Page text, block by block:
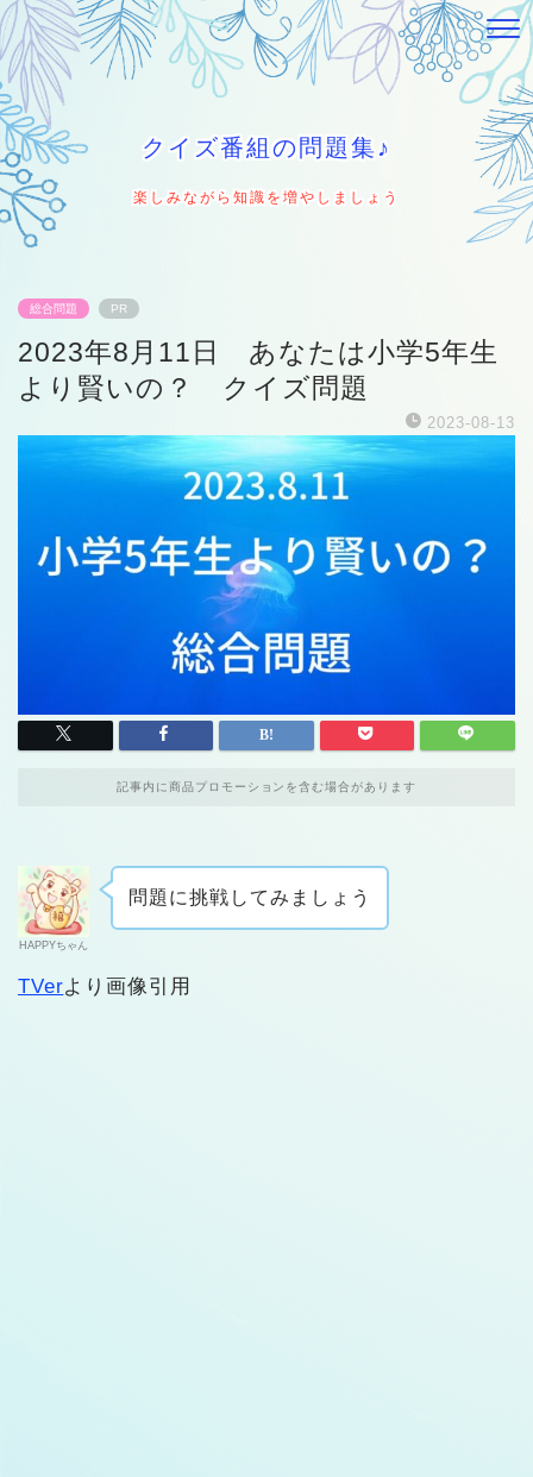
クイズ番組の問題集♪
楽しみながら知識を増やしましょう
総合問題 PR
2023年8月11日 あなたは小学5年生
より賢いの？ クイズ問題
2023-08-13
記事内に商品プロモーションを含む場合があります
HAPPYちゃん
問題に挑戦してみましょう
TVerより画像引用